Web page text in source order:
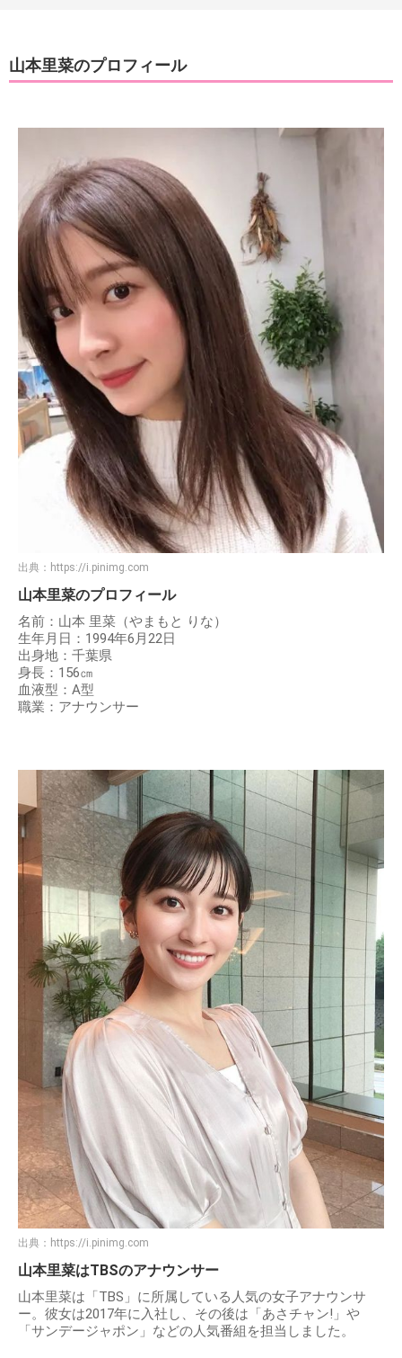
山本里菜のプロフィール
出典： https://i.pinimg.com
山本里菜のプロフィール
名前：山本 里菜（やまもと りな）
生年月日：1994年6月22日
出身地：千葉県
身長：156㎝
血液型：A型
職業：アナウンサー
出典： https://i.pinimg.com
山本里菜はTBSのアナウンサー
山本里菜は「TBS」に所属している人気の女子アナウンサ
ー。彼女は2017年に入社し、その後は「あさチャン!」や
「サンデージャポン」などの人気番組を担当しました。